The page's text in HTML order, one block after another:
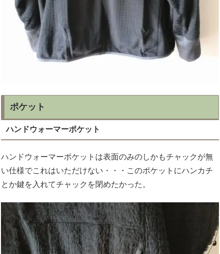
ポケット
ハンドウォーマーポケット
ハンドウォーマーポケットは表面のみのしかもチャックが無
い仕様でこれはいただけない・・・このポケットにハンカチ
とか鍵を入れてチャックを閉めたかった。